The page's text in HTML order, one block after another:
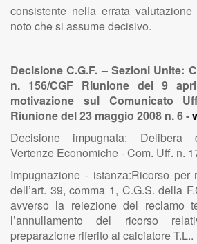
consistente nella errata
noto che si assume decisivo.
Decisione C.G.F. – Sezioni Unite:
n. 156/CGF Riunione del 9
motivazione sul Comunicato
Riunione del 23 maggio 2008 n. 6 -
Decisione impugnata: Delibera
Vertenze Economiche - Com. Uff. n.
Impugnazione - istanza:Ricorso per
dell’art. 39, comma 1, C.G.S. della
avverso la reiezione del reclamo
l’annullamento del ricorso
preparazione riferito al calciatore T.L..